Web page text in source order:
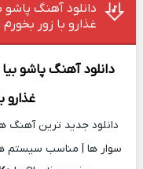
دانلود آهنگ
غذارو با زور بخورم
دانلود آهنگپاشو
غذارو
دانلود جدید ترین آهنگ
سوار ها | مناسب